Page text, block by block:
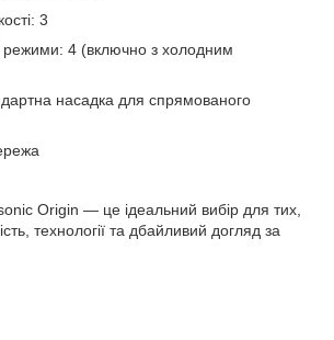
3
режими: 4 (включно з холодним
насадка для спрямованого
Origin — це ідеальний вибір для тих,
технології та дбайливий догляд за